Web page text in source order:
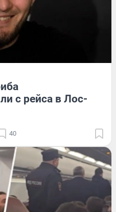
с рейса в Лос-
40